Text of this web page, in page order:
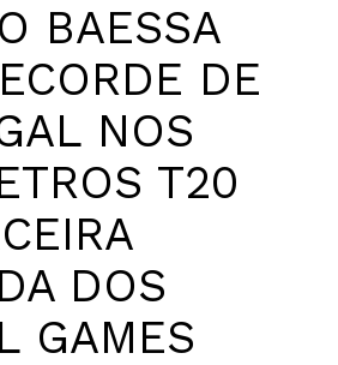
FPA
BAESSA
DE
NOS
T20
DOS
GAMES